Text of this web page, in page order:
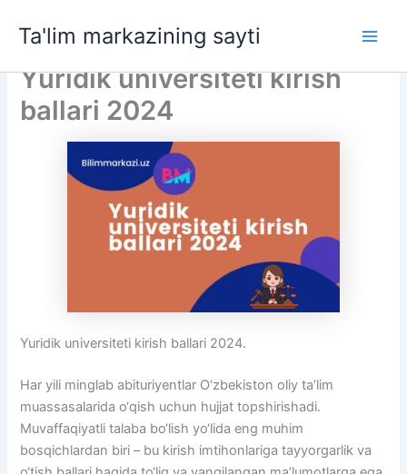
Ta'lim markazining sayti
Yuridik universiteti kirish
ballari 2024
Yuridik universiteti kirish ballari 2024.
Har yili minglab abituriyentlar O‘zbekiston oliy ta’lim
muassasalarida o‘qish uchun hujjat topshirishadi.
Muvaffaqiyatli talaba bo‘lish yo‘lida eng muhim
bosqichlardan biri – bu kirish imtihonlariga tayyorgarlik va